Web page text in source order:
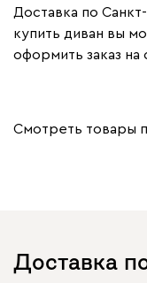
Доставка по
купить диван вы
оформить заказ на
Смотреть товары
Доставка